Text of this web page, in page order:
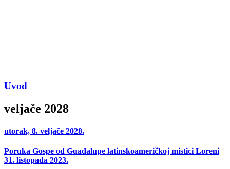
Uvod
veljače 2028
utorak, 8. veljače 2028.
Poruka Gospe od Guadalupe latinskoameričkoj mistici Loreni
31. listopada 2023.